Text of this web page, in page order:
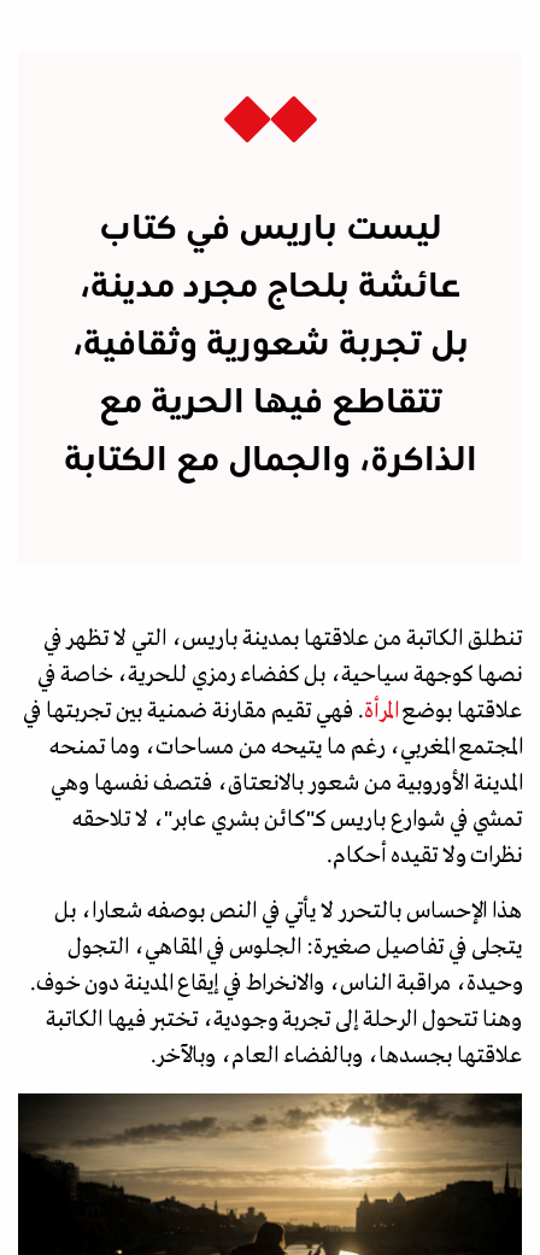
ليست باريس في كتاب
عائشة بلحاج مجرد مدينة،
بل تجربة شعورية وثقافية،
تتقاطع فيها الحرية مع
الذاكرة، والجمال مع الكتابة
تنطلق الكاتبة من علاقتها بمدينة باريس، التي لا تظهر في
نصها كوجهة سياحية، بل كفضاء رمزي للحرية، خاصة في
علاقتها بوضعالمرأة. فهي تقيم مقارنة ضمنية بين تجربتها في
المجتمع المغربي، رغم ما يتيحه من مساحات، وما تمنحه
المدينة الأوروبية من شعور بالانعتاق، فتصف نفسها وهي
تمشي في شوارع باريس كـ"كائن بشري عابر"، لا تلاحقه
نظرات ولا تقيده أحكام.
هذا الإحساس بالتحرر لا يأتي في النص بوصفه شعارا، بل
يتجلى في تفاصيل صغيرة: الجلوس في المقاهي، التجول
وحيدة، مراقبة الناس، والانخراط في إيقاع المدينة دون خوف.
وهنا تتحول الرحلة إلى تجربة وجودية، تختبر فيها الكاتبة
علاقتها بجسدها، وبالفضاء العام، وبالآخر.